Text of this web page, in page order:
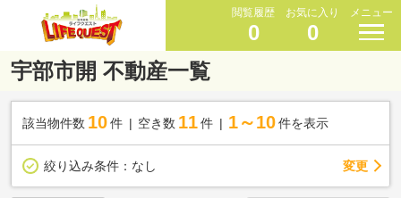
閲覧履歴
0
お気に入り
0
メニュー
宇部市開 不動産一覧
該当物件数 10件 空き数 11 件 1～10 件を表示
絞り込み条件： なし 変更